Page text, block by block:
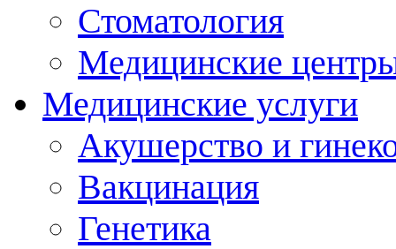
Стоматология
Медицинские
Медицинские услуги
Акушерство и
Вакцинация
Генетика